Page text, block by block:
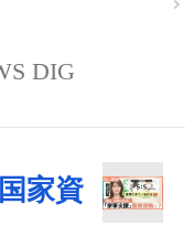
DIG
家資